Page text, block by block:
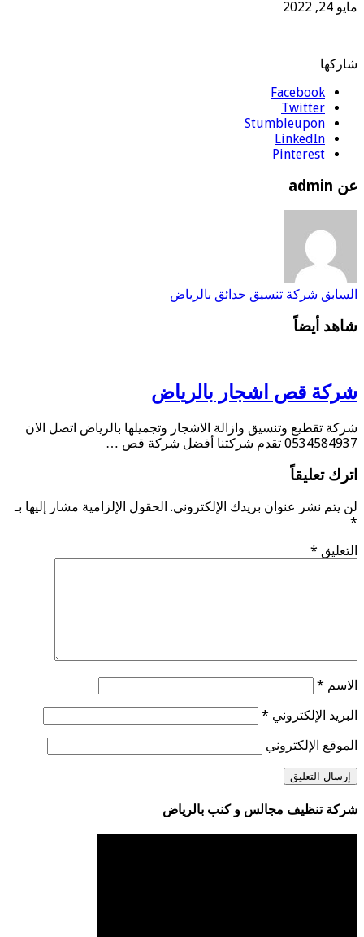
مايو 24, 2022
شاركها
Facebook
Twitter
Stumbleupon
LinkedIn
Pinterest
عن admin
السابق شركة تنسيق حدائق بالرياض
شاهد أيضاً
شركة قص اشجار بالرياض
شركة تقطيع وتنسيق وازالة الاشجار وتجميلها بالرياض اتصل الان
0534584937 تقدم شركتنا أفضل شركة قص …
اترك تعليقاً
لن يتم نشر عنوان بريدك الإلكتروني. الحقول الإلزامية مشار إليها بـ
*
التعليق *
الاسم *
البريد الإلكتروني *
الموقع الإلكتروني
شركة تنظيف مجالس و كنب بالرياض